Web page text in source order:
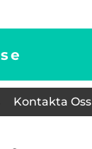
se
Kontakta Oss